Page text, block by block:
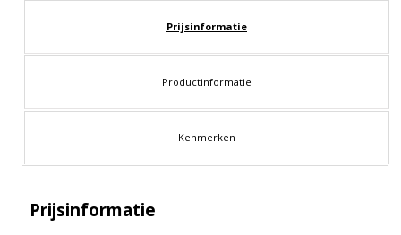
Prijsinformatie
Productinformatie
Kenmerken
Prijsinformatie